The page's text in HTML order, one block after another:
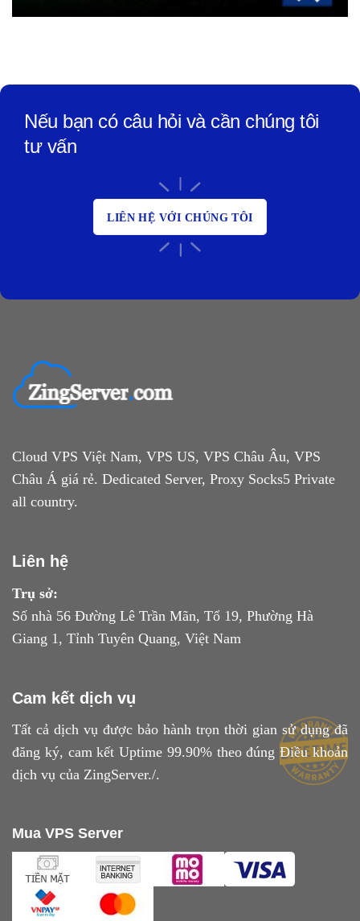
Nếu bạn có câu hỏi và cần chúng tôi
tư vấn
LIÊN HỆ VỚI CHÚNG TÔI
Cloud VPS Việt Nam, VPS US, VPS Châu Âu, VPS
Châu Á giá rẻ. Dedicated Server, Proxy Socks5 Private
all country.
Liên hệ
Trụ sở:
Số nhà 56 Đường Lê Trần Mãn, Tổ 19, Phường Hà
Giang 1, Tỉnh Tuyên Quang, Việt Nam
Cam kết dịch vụ
Tất cả dịch vụ được bảo hành trọn thời gian sử dụng đã
đăng ký, cam kết Uptime 99.90% theo đúngĐiều khoản
dịch vụ của ZingServer./.
Mua VPS Server